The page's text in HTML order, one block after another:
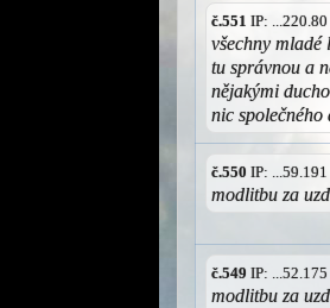
č.551 IP:
všechny
tu správnou a
nějakými
nic
č.550 IP:
modlitbu za
č.549 IP:
modlitbu za